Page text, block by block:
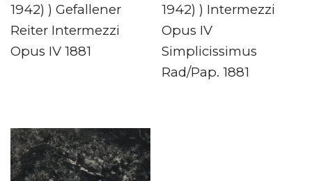
1942) ) Gefallener
Reiter Intermezzi
Opus IV 1881
1942) ) Intermezzi
Opus IV
Simplicissimus
Rad/Pap. 1881